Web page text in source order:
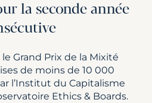
la seconde année
Grand Prix de la Mixité
de moins de 10 000
l’Institut du Capitalisme
Ethics & Boards.